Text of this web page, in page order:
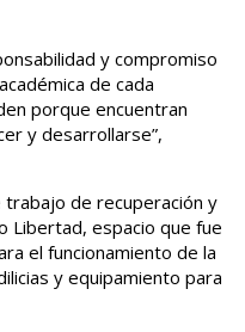
y compromiso
de cada
porque encuentran
y desarrollarse”,
de recuperación y
Libertad, espacio que fue
el funcionamiento de la
y equipamiento para